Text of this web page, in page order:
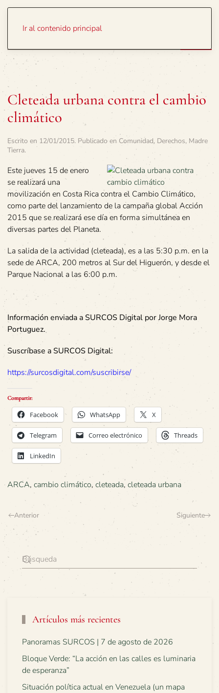
Ir al contenido principal
Cleteada urbana contra el cambio
climático
Escrito en 12/01/2015. Publicado en Comunidad, Derechos, Madre
Tierra.
Este jueves 15 de enero
se realizará una
movilización en Costa Rica contra el Cambio Climático,
como parte del lanzamiento de la campaña global Acción
2015 que se realizará ese día en forma simultánea en
diversas partes del Planeta.
La salida de la actividad (cleteada), es a las 5:30 p.m. en la
sede de ARCA, 200 metros al Sur del Higuerón, y desde el
Parque Nacional a las 6:00 p.m.
Información enviada a SURCOS Digital por Jorge Mora
Portuguez.
Suscríbase a SURCOS Digital:
https://surcosdigital.com/suscribirse/
Compartir:
Facebook WhatsApp X
Telegram Correo electrónico Threads
LinkedIn
ARCA, cambio climático, cleteada, cleteada urbana
Anterior Siguiente
Artículos más recientes
Panoramas SURCOS | 7 de agosto de 2026
Bloque Verde: “La acción en las calles es luminaria
de esperanza”
Situación política actual en Venezuela (un mapa